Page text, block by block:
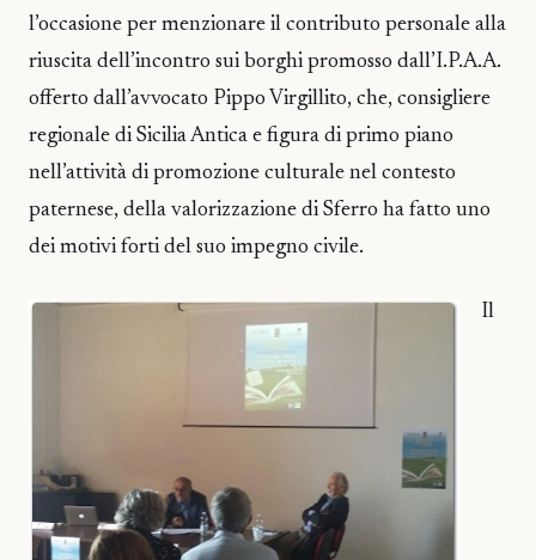
l’occasione per menzionare il contributo personale alla
riuscita dell’incontro sui borghi promosso dall’I.P.A.A.
offerto dall’avvocato Pippo Virgillito, che, consigliere
regionale di Sicilia Antica e figura di primo piano
nell’attività di promozione culturale nel contesto
paternese, della valorizzazione di Sferro ha fatto uno
dei motivi forti del suo impegno civile.
Il